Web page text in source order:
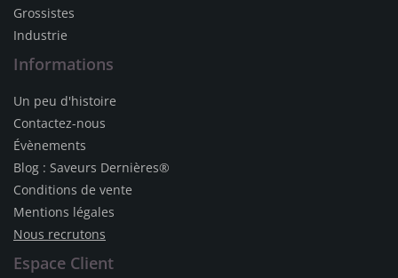
Grossistes
Industrie
Informations
Un peu d'histoire
Contactez-nous
Évènements
Blog : Saveurs Dernières®
Conditions de vente
Mentions légales
Nous recrutons
Espace Client